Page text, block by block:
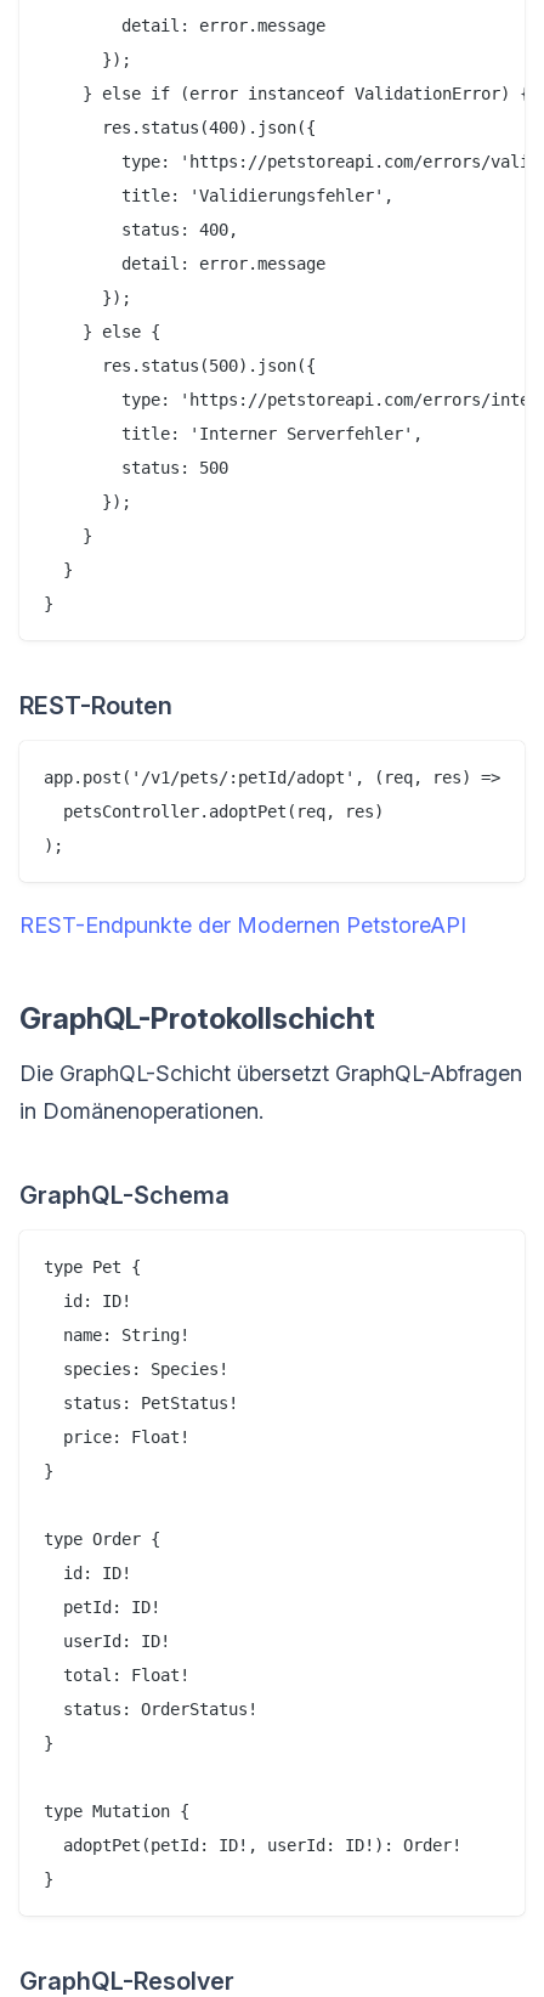
        detail: error.message
      });
    } else if (error instanceof ValidationError) {
      res.status(400).json({
type: 'https://petstoreapi.com/errors/
        title: 'Validierungsfehler',
        status: 400,
        detail: error.message
      });
    } else {
      res.status(500).json({
type: 'https://petstoreapi.com/errors/
        title: 'Interner Serverfehler',
        status: 500
      });
    }
  }
REST-Routen
app.post('/v1/pets/:petId/adopt', (req, res) =>
  petsController.adoptPet(req, res)
REST-Endpunkte der Modernen PetstoreAPI
GraphQL-Protokollschicht
Die GraphQL-Schicht übersetzt GraphQL-Abfragen
in Domänenoperationen.
GraphQL-Schema
type Pet {
  id: ID!
  name: String!
  species: Species!
  status: PetStatus!
  price: Float!
}
type Order {
  id: ID!
  petId: ID!
  userId: ID!
  total: Float!
  status: OrderStatus!
}
type Mutation {
  adoptPet(petId: ID!, userId: ID!): Order!
GraphQL-Resolver